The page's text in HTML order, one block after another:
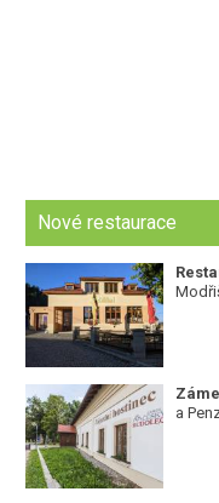
Nové restaurace
a